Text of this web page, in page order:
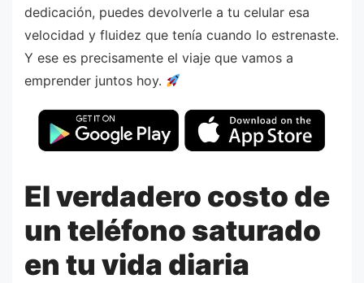
dedicación, puedes devolverle a tu celular esa
velocidad y fluidez que tenía cuando lo estrenaste.
Y ese es precisamente el viaje que vamos a
emprender juntos hoy.
El verdadero costo de
un teléfono saturado
en tu vida diaria